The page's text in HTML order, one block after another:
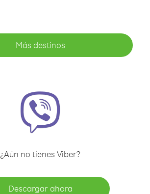
Más destinos
¿Aún no tienes Viber?
Descargar ahora